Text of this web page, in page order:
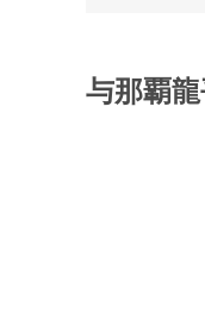
与那覇